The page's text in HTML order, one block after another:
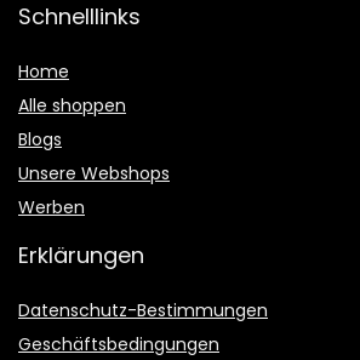
Schnelllinks
Home
Alle shoppen
Blogs
Unsere Webshops
Werben
Erklärungen
Datenschutz-Bestimmungen
Geschäftsbedingungen